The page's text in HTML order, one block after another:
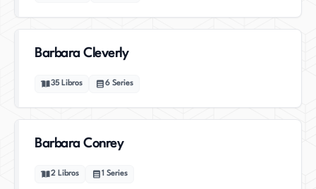
Barbara Cleverly
35 Libros 6 Series
Barbara Conrey
2 Libros 1 Series